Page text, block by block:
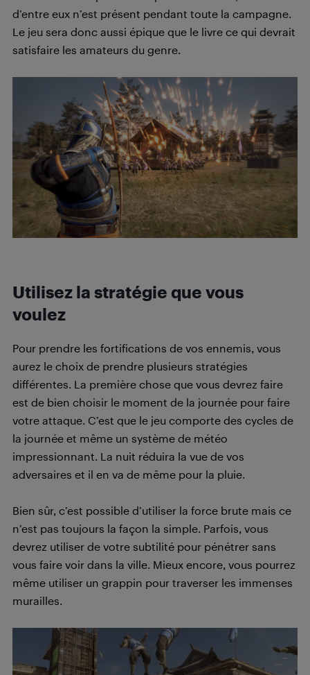
d’entre eux n’est présent pendant toute la campagne.
Le jeu sera donc aussi épique que le livre ce qui devrait
satisfaire les amateurs du genre.
Utilisez la stratégie que vous
voulez
Pour prendre les fortifications de vos ennemis, vous
aurez le choix de prendre plusieurs stratégies
différentes. La première chose que vous devrez faire
est de bien choisir le moment de la journée pour faire
votre attaque. C’est que le jeu comporte des cycles de
la journée et même un système de météo
impressionnant. La nuit réduira la vue de vos
adversaires et il en va de même pour la pluie.
Bien sûr, c’est possible d’utiliser la force brute mais ce
n’est pas toujours la façon la simple. Parfois, vous
devrez utiliser de votre subtilité pour pénétrer sans
vous faire voir dans la ville. Mieux encore, vous pourrez
même utiliser un grappin pour traverser les immenses
murailles.